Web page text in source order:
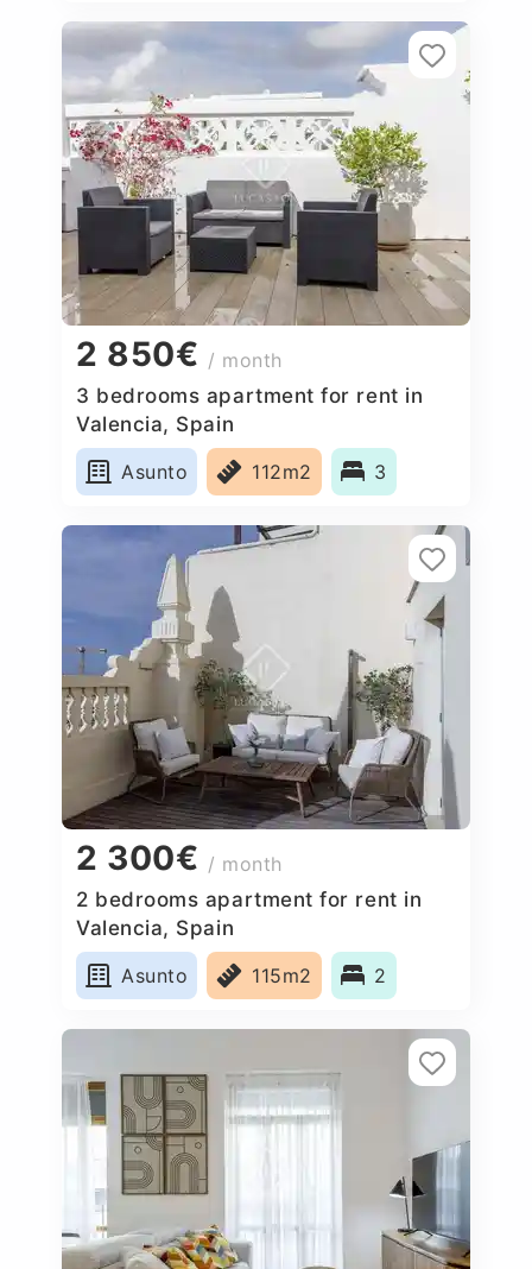
2 850€ / month
3 bedrooms apartment for rent in
Valencia, Spain
Asunto
112m2 3
2 300€ / month
2 bedrooms apartment for rent in
Valencia, Spain
Asunto
115m2 2